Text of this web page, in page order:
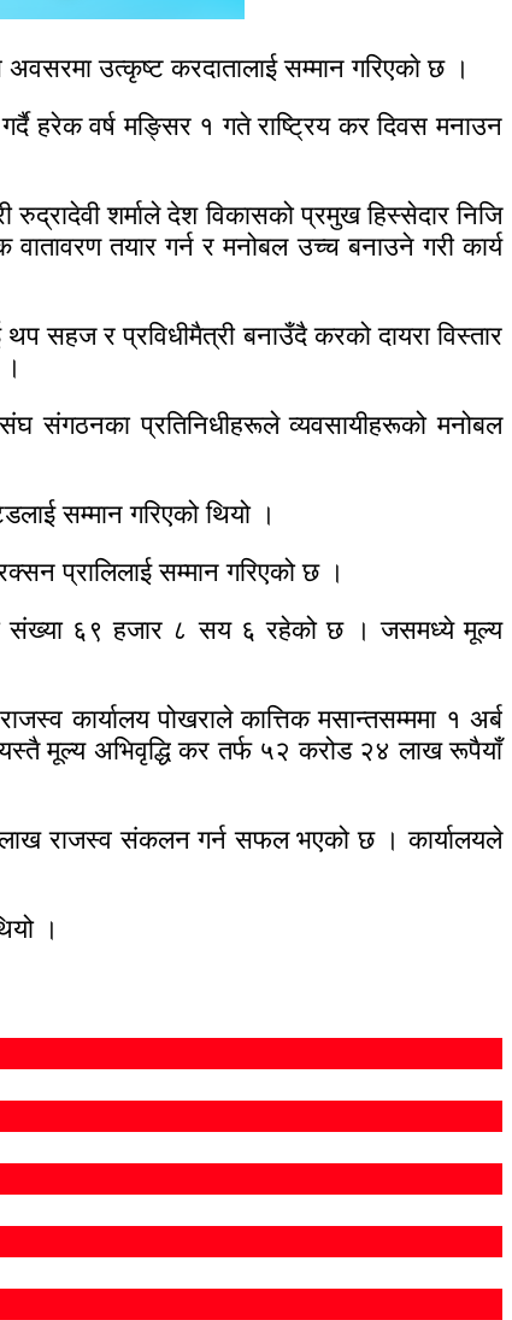
उत्कृष्ट करदातालाई सम्मान गरिएकाे छ ।
हरेक वर्ष मङ्सिर १ गते राष्ट्रिय कर दिवस मनाउन
रुद्रादेवी शर्माले देश विकासको प्रमुख हिस्सेदार निजि
वातावरण तयार गर्न र मनोबल उच्च बनाउने गरी कार्य
सहज र प्रविधीमैत्री बनाउँदै करको दायरा विस्तार
संगठनका प्रतिनिधीहरूले व्यवसायीहरूको मनोबल
सम्मान गरिएको थियो ।
प्रालिलाई सम्मान गरिएको छ ।
संख्या ६९ हजार ८ सय ६ रहेको छ । जसमध्ये मूल्य
कार्यालय पोखराले कात्तिक मसान्तसम्ममा १ अर्ब
मूल्य अभिवृद्धि कर तर्फ ५२ करोड २४ लाख रूपैयाँ
राजस्व संकलन गर्न सफल भएको छ । कार्यालयले
।